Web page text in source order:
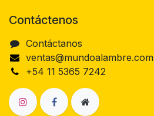
Contáctenos
Contáctanos
ventas@mundoalambre.com
+54 11 5365 7242